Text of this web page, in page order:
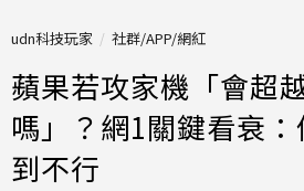
udn科技玩家 社群/APP/網紅
蘋果若攻家機「會超
嗎」？網1關鍵看衰
到不行